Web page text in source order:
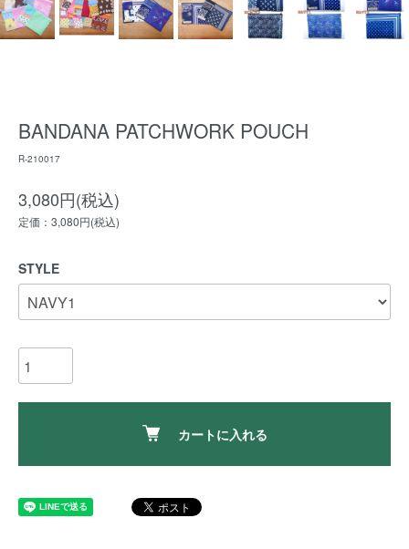
BANDANA PATCHWORK POUCH
R-210017
3,080円(税込)
定価：3,080円(税込)
STYLE
カートに入れる